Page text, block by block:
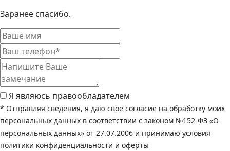
Заранее спасибо.
Я являюсь правообладателем
* Отправляя сведения, я даю свое согласие на обработку моих
персональных данных в соответствии с законом №152-ФЗ «О
персональных данных» от 27.07.2006 и принимаю условия
политики конфиденциальности и оферты